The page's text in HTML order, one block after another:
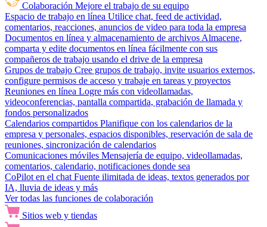
Colaboración Mejore el trabajo de su equipo
Espacio de trabajo en línea Utilice chat, feed de actividad,
comentarios, reacciones, anuncios de video para toda la empresa
Documentos en línea y almacenamiento de archivos Almacene,
comparta y edite documentos en línea fácilmente con sus
compañeros de trabajo usando el drive de la empresa
Grupos de trabajo Cree grupos de trabajo, invite usuarios externos,
configure permisos de acceso y trabaje en tareas y proyectos
Reuniones en línea Logre más con videollamadas,
videoconferencias, pantalla compartida, grabación de llamada y
fondos personalizados
Calendarios compartidos Planifique con los calendarios de la
empresa y personales, espacios disponibles, reservación de sala de
reuniones, sincronización de calendarios
Comunicaciones móviles Mensajería de equipo, videollamadas,
comentarios, calendario, notificaciones donde sea
CoPilot en el chat Fuente ilimitada de ideas, textos generados por
IA, lluvia de ideas y más
Ver todas las funciones de colaboración
Sitios web y tiendas